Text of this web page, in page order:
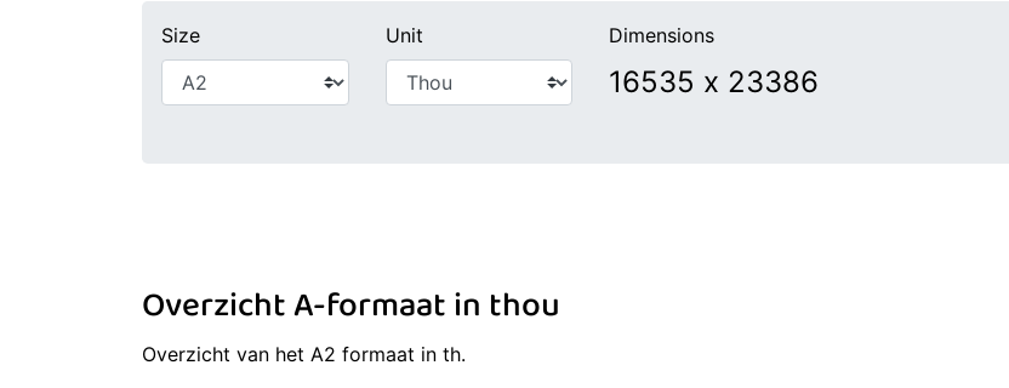
Size Unit Dimensions
Overzicht A-formaat in thou
Overzicht van het A2 formaat in th.